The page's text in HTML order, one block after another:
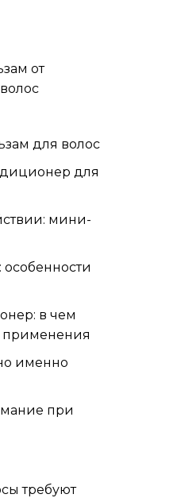
от
для волос
для
мини-
особенности
в чем
применения
именно
при
требуют